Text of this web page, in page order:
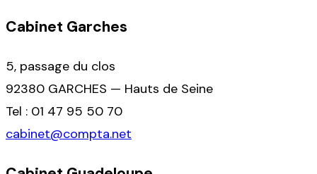
Cabinet Garches
5, passage du clos
92380 GARCHES — Hauts de Seine
Tel : 01 47 95 50 70
cabinet@compta.net